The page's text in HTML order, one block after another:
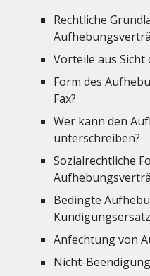
Rechtliche
Vorteile aus
Form des
Fax?
Wer kann den
unterschreiben?
Sozialrechtliche
Bedingte
Anfechtung von
Nicht-